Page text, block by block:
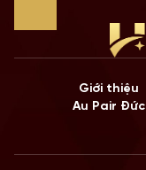
Giới thiệu
Au Pair Đức